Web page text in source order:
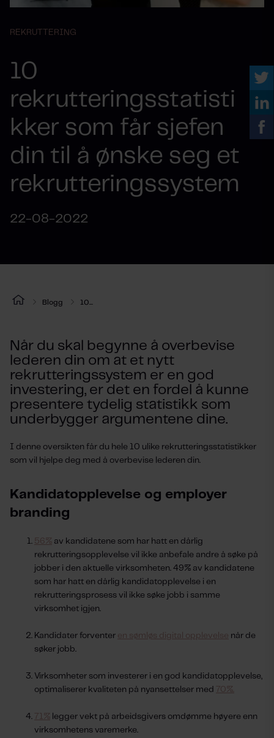
REKRUTTERING
10
rekrutteringsstatisti
kker som får sjefen
din til å ønske seg et
rekrutteringssystem
22-08-2022
Blogg 10...
Når du skal begynne å overbevise
lederen din om at et nytt
rekrutteringssystem er en god
investering, er det en fordel å kunne
presentere tydelig statistikk som
underbygger argumentene dine.
I denne oversikten får du hele 10 ulike rekrutteringsstatistikker
som vil hjelpe deg med å overbevise lederen din.
Kandidatopplevelse og employer
branding
56% av kandidatene som har hatt en dårlig
rekrutteringsopplevelse vil ikke anbefale andre å søke på
jobber i den aktuelle virksomheten. 49% av kandidatene
som har hatt en dårlig kandidatopplevelse i en
rekrutteringsprosess vil ikke søke jobb i samme
virksomhet igjen.
Kandidater forventer en sømløs digital opplevelse når de
søker jobb.
Virksomheter som investerer i en god kandidatopplevelse,
optimaliserer kvaliteten på nyansettelser med 70%.
71% legger vekt på arbeidsgivers omdømme høyere enn
virksomhetens varemerke.